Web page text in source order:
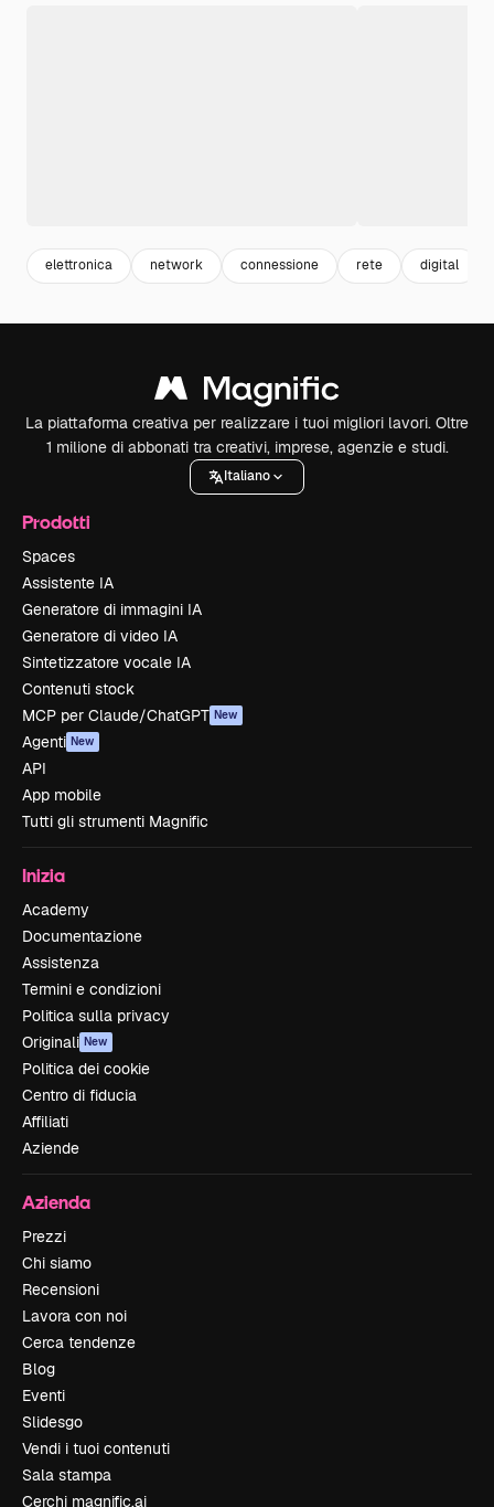
elettronica network connessione rete digital
La piattaforma creativa per realizzare i tuoi migliori lavori. Oltre
1 milione di abbonati tra creativi, imprese, agenzie e studi.
Italiano
Prodotti
Spaces
Assistente IA
Generatore di immagini IA
Generatore di video IA
Sintetizzatore vocale IA
Contenuti stock
MCP per Claude/ChatGPT New
Agenti New
API
App mobile
Tutti gli strumenti Magnific
Inizia
Academy
Documentazione
Assistenza
Termini e condizioni
Politica sulla privacy
Originali New
Politica dei cookie
Centro di fiducia
Affiliati
Aziende
Azienda
Prezzi
Chi siamo
Recensioni
Lavora con noi
Cerca tendenze
Blog
Eventi
Slidesgo
Vendi i tuoi contenuti
Sala stampa
Cerchi magnific.ai